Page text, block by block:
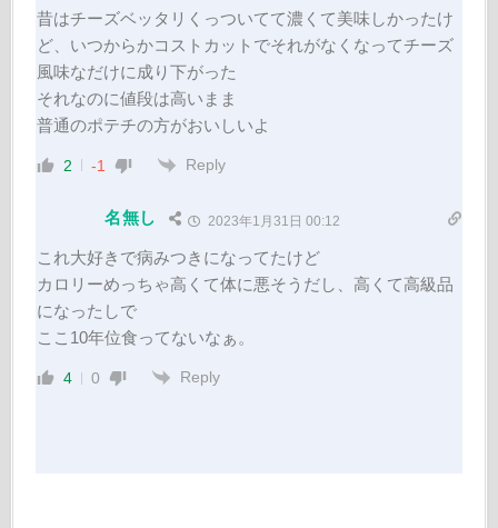
昔はチーズベッタリくっついてて濃くて美味しかったけ
ど、いつからかコストカットでそれがなくなってチーズ
風味なだけに成り下がった
それなのに値段は高いまま
普通のポテチの方がおいしいよ
2 -1 Reply
名無し 2023年1月31日 00:12
これ大好きで病みつきになってたけど
カロリーめっちゃ高くて体に悪そうだし、高くて高級品
になったしで
ここ10年位食ってないなぁ。
4 0 Reply